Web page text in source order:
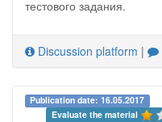
тестового задания.
Discussion platform |
Publication date: 16.05.2017
Evaluate the material